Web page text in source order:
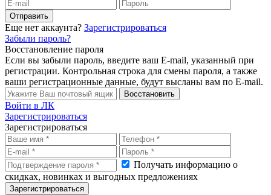
Отправить
Еще нет аккаунта? Зарегистрироваться
Забыли пароль?
Восстановление пароля
Если вы забыли пароль, введите ваш E-mail, указанный при
регистрации. Контрольная строка для смены пароля, а также
ваши регистрационные данные, будут высланы вам по E-mail.
Восстановить
Войти в ЛК
Зарегистрироваться
Зарегистрироваться
Получать информацию о
скидках, новинках и выгодных предложениях
Зарегистрироваться